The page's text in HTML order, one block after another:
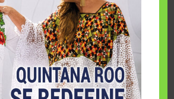
Make-A-Wish México unieron
el deseo de una …